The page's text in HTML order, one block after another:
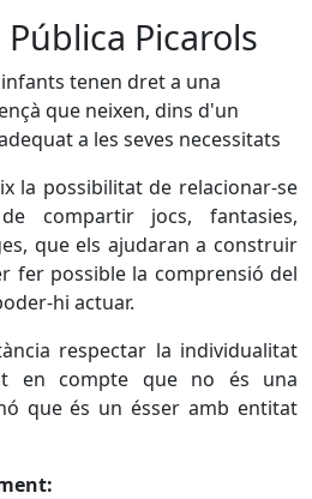
Picarols
tenen dret a una
que neixen, dins d'un
a les seves necessitats
la possibilitat de relacionar-se
compartir jocs, fantasies,
que els ajudaran a construir
fer possible la comprensió del
hi actuar.
respectar la individualitat
en compte que no és una
que és un ésser amb entitat